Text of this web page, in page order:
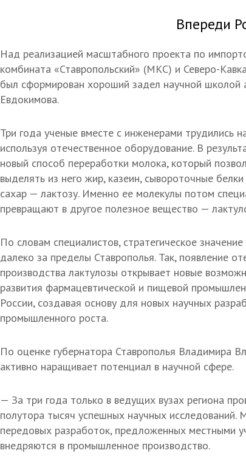
Впереди
Над реализацией масштабного проекта по
комбината «Ставропольский» (МКС) и Северо-
был сформирован хороший задел научной школой
Евдокимова.
Три года ученые вместе с инженерами трудились
используя отечественное оборудование. В
новый способ переработки молока, который
выделять из него жир, казеин, сывороточные
сахар — лактозу. Именно ее молекулы потом
превращают в другое полезное вещество —
По словам специалистов, стратегическое
далеко за пределы Ставрополья. Так, появление
производства лактулозы открывает новые
развития фармацевтической и пищевой
России, создавая основу для новых научных
промышленного роста.
По оценке губернатора Ставрополья Владимира
активно наращивает потенциал в научной сфере.
— За три года только в ведущих вузах региона
полутора тысяч успешных научных исследований.
передовых разработок, предложенных местными
внедряются в промышленное производство.